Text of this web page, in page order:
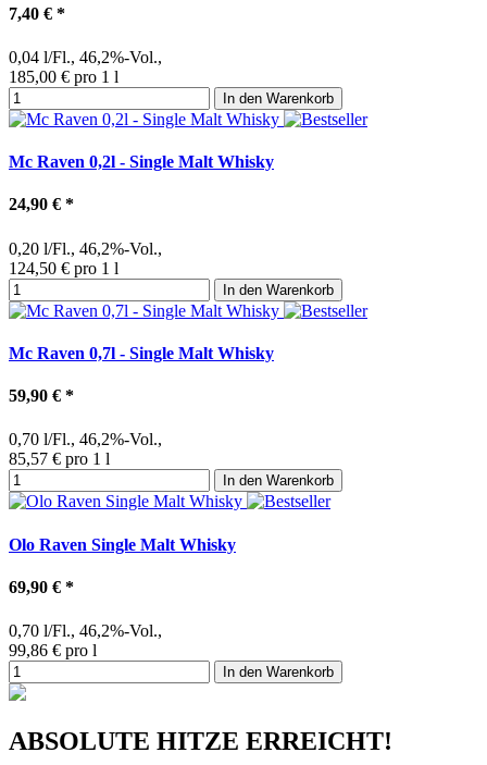
7,40 € *
0,04 l/Fl., 46,2%-Vol.,
185,00 € pro 1 l
In den Warenkorb
Mc Raven 0,2l - Single Malt Whisky
24,90 € *
0,20 l/Fl., 46,2%-Vol.,
124,50 € pro 1 l
In den Warenkorb
Mc Raven 0,7l - Single Malt Whisky
59,90 € *
0,70 l/Fl., 46,2%-Vol.,
85,57 € pro 1 l
In den Warenkorb
Olo Raven Single Malt Whisky
69,90 € *
0,70 l/Fl., 46,2%-Vol.,
99,86 € pro l
In den Warenkorb
ABSOLUTE HITZE ERREICHT!